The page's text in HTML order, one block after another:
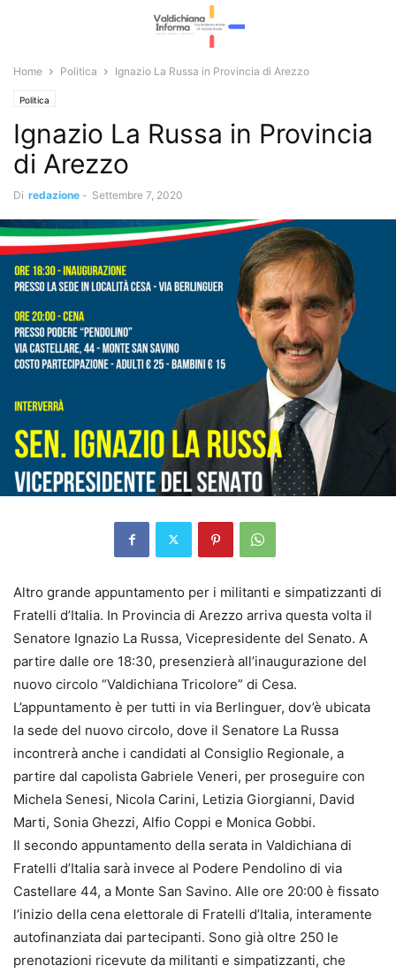
Home Politica Ignazio La Russa in Provincia di Arezzo
Politica
Ignazio La Russa in Provincia
di Arezzo
Di redazione - Settembre 7, 2020
Altro grande appuntamento per i militanti e simpatizzanti di
Fratelli d’Italia. In Provincia di Arezzo arriva questa volta il
Senatore Ignazio La Russa, Vicepresidente del Senato. A
partire dalle ore 18:30, presenzierà all’inaugurazione del
nuovo circolo “Valdichiana Tricolore” di Cesa.
L’appuntamento è per tutti in via Berlinguer, dov’è ubicata
la sede del nuovo circolo, dove il Senatore La Russa
incontrerà anche i candidati al Consiglio Regionale, a
partire dal capolista Gabriele Veneri, per proseguire con
Michela Senesi, Nicola Carini, Letizia Giorgianni, David
Marti, Sonia Ghezzi, Alfio Coppi e Monica Gobbi.
Il secondo appuntamento della serata in Valdichiana di
Fratelli d’Italia sarà invece al Podere Pendolino di via
Castellare 44, a Monte San Savino. Alle ore 20:00 è fissato
l’inizio della cena elettorale di Fratelli d’Italia, interamente
autofinanziata dai partecipanti. Sono già oltre 250 le
prenotazioni ricevute da militanti e simpatizzanti, che